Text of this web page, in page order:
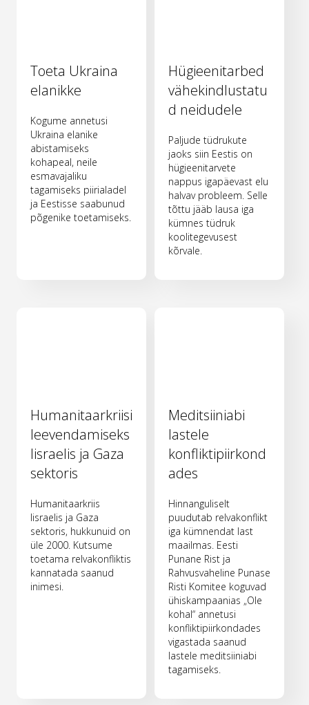
Toeta Ukraina
elanikke
Kogume annetusi
Ukraina elanike
abistamiseks
kohapeal, neile
esmavajaliku
tagamiseks piirialadel
ja Eestisse saabunud
põgenike toetamiseks.
Hügieenitarbed
vähekindlustatu
d neidudele
Paljude tüdrukute
jaoks siin Eestis on
hügieenitarvete
nappus igapäevast elu
halvav probleem. Selle
tõttu jääb lausa iga
kümnes tüdruk
koolitegevusest
kõrvale.
Humanitaarkriisi
leevendamiseks
Iisraelis ja Gaza
sektoris
Humanitaarkriis
Iisraelis ja Gaza
sektoris, hukkunuid on
üle 2000. Kutsume
toetama relvakonfliktis
kannatada saanud
inimesi.
Meditsiiniabi
lastele
konfliktipiirkond
ades
Hinnanguliselt
puudutab relvakonflikt
iga kümnendat last
maailmas. Eesti
Punane Rist ja
Rahvusvaheline Punase
Risti Komitee koguvad
ühiskampaanias „Ole
kohal“ annetusi
konfliktipiirkondades
vigastada saanud
lastele meditsiiniabi
tagamiseks.